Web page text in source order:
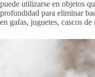
puede utilizarse en objetos
profundidad para eliminar
en gafas, juguetes, cascos de